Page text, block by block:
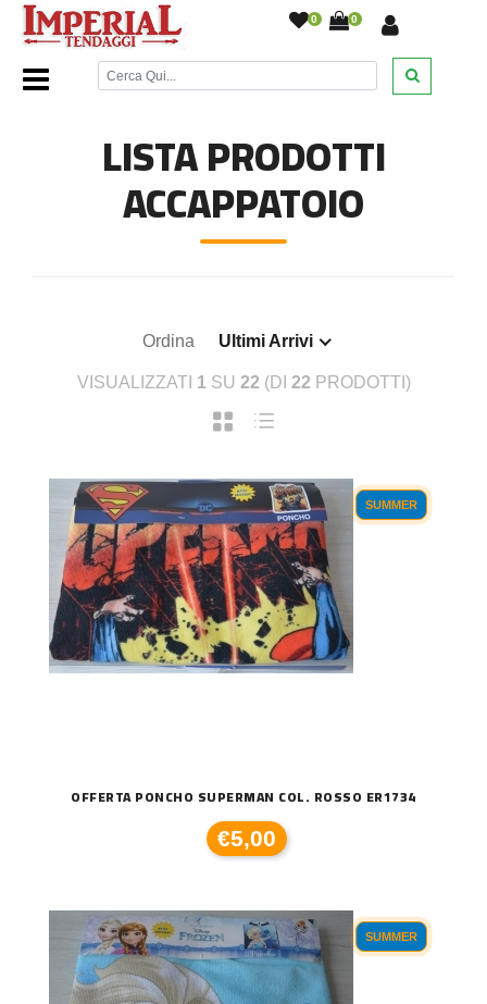
0 0
Home Page/Bagno/Accappatoio/
LISTA PRODOTTI
ACCAPPATOIO
Ordina Ultimi Arrivi
VISUALIZZATI 1 SU 22 (DI 22 PRODOTTI)
SUMMER
OFFERTA PONCHO SUPERMAN COL. ROSSO ER1734
€5,00
SUMMER